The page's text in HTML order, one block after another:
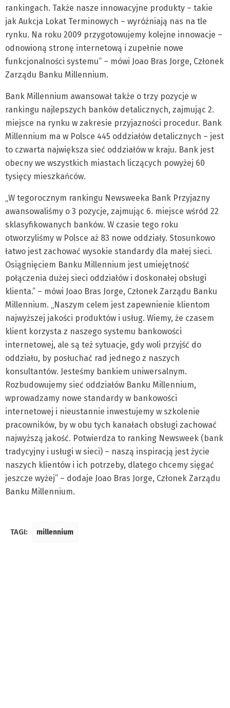
rankingach. Także nasze innowacyjne produkty – takie
jak Aukcja Lokat Terminowych – wyróżniają nas na tle
rynku. Na roku 2009 przygotowujemy kolejne innowacje –
odnowioną stronę internetową i zupełnie nowe
funkcjonalności systemu” – mówi Joao Bras Jorge, Członek
Zarządu Banku Millennium.
Bank Millennium awansował także o trzy pozycje w
rankingu najlepszych banków detalicznych, zajmując 2.
miejsce na rynku w zakresie przyjazności procedur. Bank
Millennium ma w Polsce 445 oddziałów detalicznych – jest
to czwarta największa sieć oddziałów w kraju. Bank jest
obecny we wszystkich miastach liczących powyżej 60
tysięcy mieszkańców.
„W tegorocznym rankingu Newsweeka Bank Przyjazny
awansowaliśmy o 3 pozycje, zajmując 6. miejsce wśród 22
sklasyfikowanych banków. W czasie tego roku
otworzyliśmy w Polsce aż 83 nowe oddziały. Stosunkowo
łatwo jest zachować wysokie standardy dla małej sieci.
Osiągnięciem Banku Millennium jest umiejętność
połączenia dużej sieci oddziałów i doskonałej obsługi
klienta.” – mówi Joao Bras Jorge, Członek Zarządu Banku
Millennium. „Naszym celem jest zapewnienie klientom
najwyższej jakości produktów i usług. Wiemy, że czasem
klient korzysta z naszego systemu bankowości
internetowej, ale są też sytuacje, gdy woli przyjść do
oddziału, by posłuchać rad jednego z naszych
konsultantów. Jesteśmy bankiem uniwersalnym.
Rozbudowujemy sieć oddziałów Banku Millennium,
wprowadzamy nowe standardy w bankowości
internetowej i nieustannie inwestujemy w szkolenie
pracowników, by w obu tych kanałach obsługi zachować
najwyższą jakość. Potwierdza to ranking Newsweek (bank
tradycyjny i usługi w sieci) – naszą inspiracją jest życie
naszych klientów i ich potrzeby, dlatego chcemy sięgać
jeszcze wyżej” – dodaje Joao Bras Jorge, Członek Zarządu
Banku Millennium.
TAGI: millennium